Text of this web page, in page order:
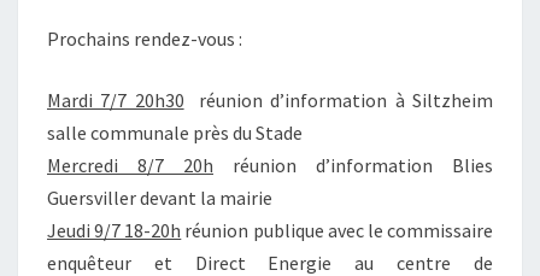
Prochains rendez-vous :
Mardi 7/7 20h30 réunion d’information à Siltzheim
salle communale près du Stade
Mercredi 8/7 20h réunion d’information Blies
Guersviller devant la mairie
Jeudi 9/7 18-20h réunion publique avec le commissaire
enquêteur et Direct Energie au centre de